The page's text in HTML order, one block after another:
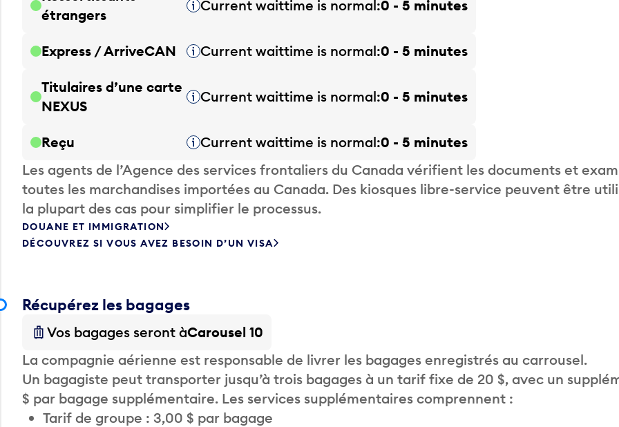
étrangers
Infobulle
Current waittime is normal 0 - 5 minutes
Express / ArriveCAN Infobulle
Current waittime is normal 0 - 5 minutes
Titulaires d’une carte
NEXUS
Infobulle
Current waittime is normal 0 - 5 minutes
Reçu Infobulle
Current waittime is normal 0 - 5 minutes
Les agents de l’Agence des services frontaliers du Canada vérifient les documents et
toutes les marchandises importées au Canada. Des kiosques libre-service peuvent être
la plupart des cas pour simplifier le processus.
DOUANE ET IMMIGRATION
DÉCOUVREZ SI VOUS AVEZ BESOIN D’UN VISA
Récupérez les bagages
Vos bagages seront àCarousel 10
La compagnie aérienne est responsable de livrer les bagages enregistrés au carrousel.
Un bagagiste peut transporter jusqu’à trois bagages à un tarif fixe de 20 $, avec un
$ par bagage supplémentaire. Les services supplémentaires comprennent :
Tarif de groupe : 3,00 $ par bagage